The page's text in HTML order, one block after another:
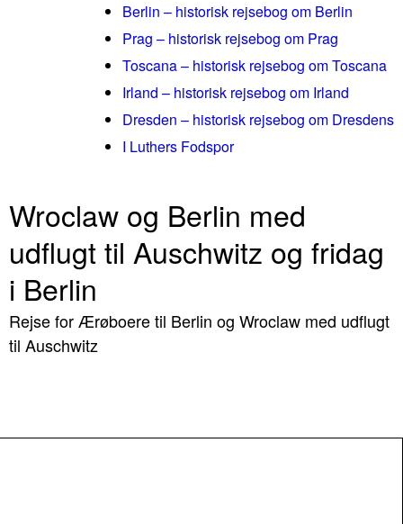
Berlin – historisk rejsebog om Berlin
Prag – historisk rejsebog om Prag
Toscana – historisk rejsebog om Toscana
Irland – historisk rejsebog om Irland
Dresden – historisk rejsebog om Dresdens
I Luthers Fodspor
Wroclaw og Berlin med
udflugt til Auschwitz og fridag
i Berlin
Rejse for Ærøboere til Berlin og Wroclaw med udflugt
til Auschwitz